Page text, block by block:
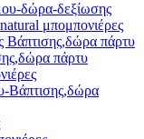
δώρα-δεξίωσης
μπομπονιέρες
πάρτυ
πάρτυ
Βάπτισης,δώρα